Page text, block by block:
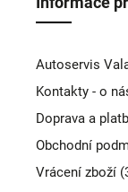
Autoservis
Kontakty - o
Doprava a
Obchodní
Vrácení zboží